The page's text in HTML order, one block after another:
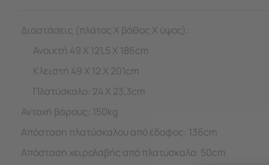
Διαστάσεις (πλάτος Χ βάθος Χ ύψος):
Ανοικτή 49 Χ 121,5 Χ 186cm
Κλειστή 49 Χ 12 Χ 201cm
Πλατύσκαλο: 24 Χ 23,3cm
Αντοχή βάρους: 150kg
Απόσταση πλατύσκαλου από έδαφος: 136cm
Απόσταση χειρολαβής από πλατύσκαλο: 50cm